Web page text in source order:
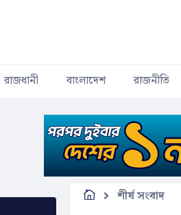
রাজধানী বাংলাদেশ রাজনীতি
শীর্ষ সংবাদ